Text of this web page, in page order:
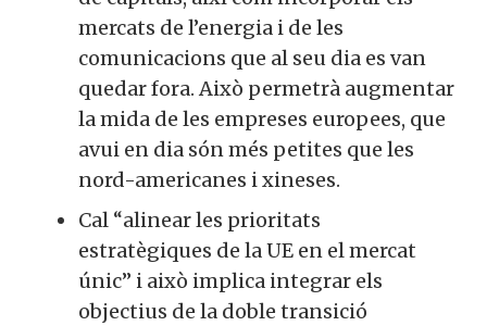
mercats de l’energia i de les
comunicacions que al seu dia es van
quedar fora. Això permetrà augmentar
la mida de les empreses europees, que
avui en dia són més petites que les
nord-americanes i xineses.
Cal “alinear les prioritats
estratègiques de la UE en el mercat
únic” i això implica integrar els
objectius de la doble transició